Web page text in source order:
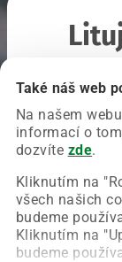
Také náš web
Na našem
informací o
dozvíte zde.
Kliknutím na
všech našich
budeme
Kliknutím na
budeme
Chyba
Zkuste